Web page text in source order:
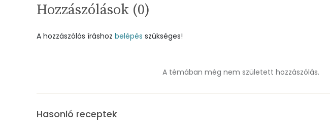
Szelén
Kálcium
Hozzászólások (0)
A hozzászólás íráshoz belépés szükséges!
A témában még nem született hozzászólás.
Hasonló receptek